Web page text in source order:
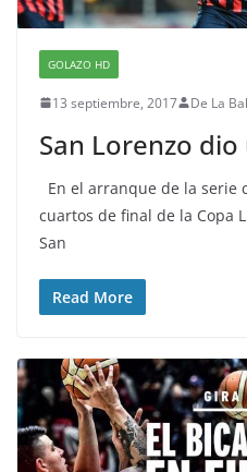
GOLAZO HD
13 septiembre, 2017 De La
San Lorenzo
En el arranque de la serie
cuartos de final de la Copa
San
Read More